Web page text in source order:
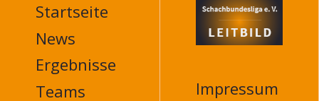
MAIN
NAVIGATION
FOOTER
Startseite
News
Ergebnisse
Teams
Impressum